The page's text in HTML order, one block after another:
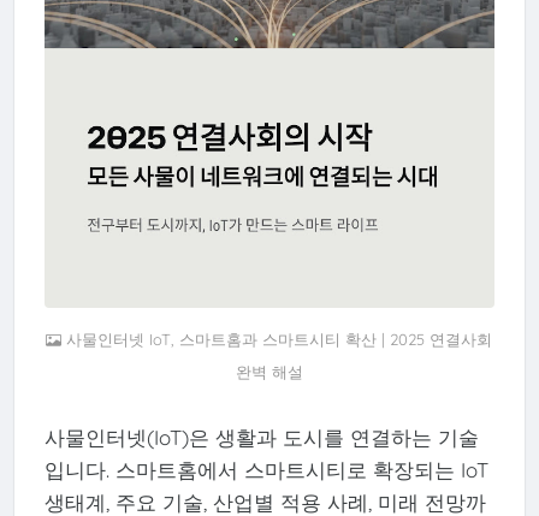
사물인터넷 IoT, 스마트홈과 스마트시티 확산 | 2025 연결사회
완벽 해설
사물인터넷(IoT)은 생활과 도시를 연결하는 기술
입니다. 스마트홈에서 스마트시티로 확장되는 IoT
생태계, 주요 기술, 산업별 적용 사례, 미래 전망까